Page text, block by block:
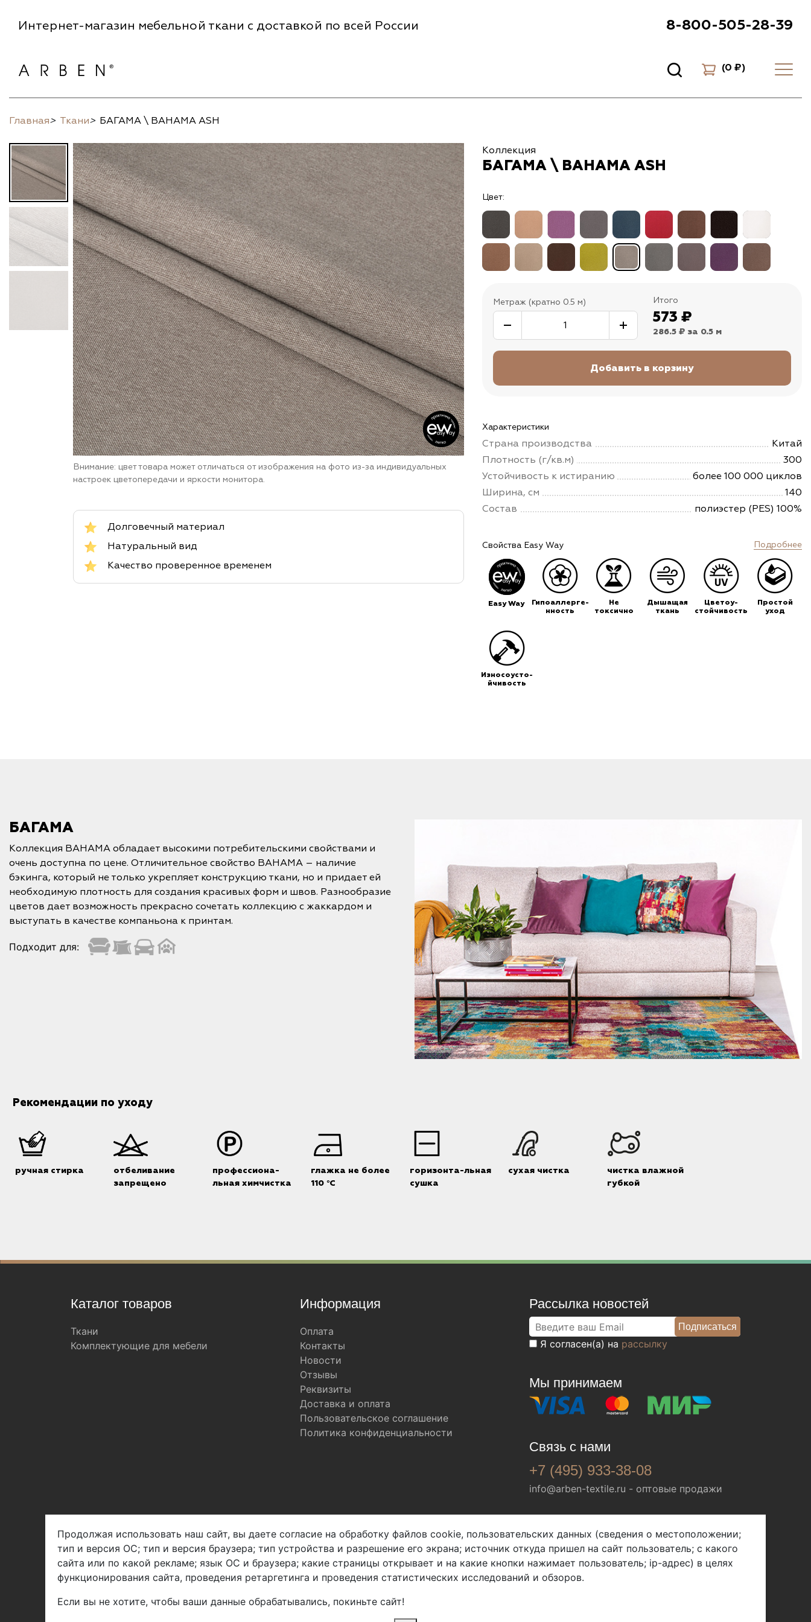
Интернет-магазин мебельной ткани с доставкой по всей России 8-800-505-28-39
(0 ₽)
Главная> Ткани> БАГАМА \ BAHAMA ASH
Внимание: цвет товара может отличаться от изображения на фото из-за индивидуальных
настроек цветопередачи и яркости монитора.
Долговечный материал
Натуральный вид
Качество проверенное временем
Коллекция
БАГАМА \ BAHAMA ASH
Цвет:
Метраж (кратно 0.5 м) Итого
573 ₽
286.5 ₽ за 0.5 м
Характеристики
Страна производства
Китай
Плотность (г/кв.м)
300
Устойчивость к истиранию
более 100 000 циклов
Ширина, см
140
Состав
полиэстер (PES) 100%
Свойства Easy Way Подробнее
Easy Way
Гипоаллерге-
нность
Не
токсично
Дышащая
ткань
Цветоу-
стойчивость
Простой
уход
Износоусто-
йчивость
БАГАМА
Коллекция BAHAMA обладает высокими потребительскими свойствами и
очень доступна по цене. Отличительное свойство BAHAMA – наличие
бэкинга, который не только укрепляет конструкцию ткани, но и придает ей
необходимую плотность для создания красивых форм и швов. Разнообразие
цветов дает возможность прекрасно сочетать коллекцию с жаккардом и
выступать в качестве компаньона к принтам.
Подходит для:
Рекомендации по уходу
ручная стирка
отбеливание
запрещено
профессиона-
льная химчистка
глажка не более
110 °C
горизонта-льная
сушка
сухая чистка
чистка влажной
губкой
Каталог товаров
Ткани
Комплектующие для мебели
Информация
Оплата
Контакты
Новости
Отзывы
Реквизиты
Доставка и оплата
Пользовательское соглашение
Политика конфиденциальности
Рассылка новостей
Я согласен(а) на рассылку
Мы принимаем
Связь с нами
+7 (495) 933-38-08
info@arben-textile.ru - оптовые продажи
Арбен текстиль г. Щелково, пер.
1-й Советский д.25, владение 2.
Мы в соц. сетях
Продолжая использовать наш сайт, вы даете согласие на обработку файлов cookie, пользовательских данных (сведения о местоположении;
тип и версия ОС; тип и версия браузера; тип устройства и разрешение его экрана; источник откуда пришел на сайт пользователь; с какого
сайта или по какой рекламе; язык ОС и браузера; какие страницы открывает и на какие кнопки нажимает пользователь; ip-адрес) в целях
функционирования сайта, проведения ретаргетинга и проведения статистических исследований и обзоров.
Если вы не хотите, чтобы ваши данные обрабатывались, покиньте сайт!